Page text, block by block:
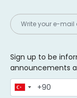
Sign up to be
announcements